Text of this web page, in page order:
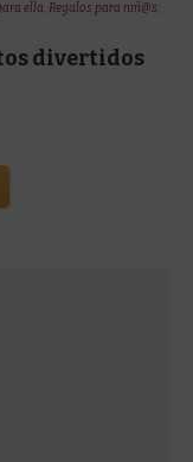
ella,Regalos para niñ@s,
divertidos